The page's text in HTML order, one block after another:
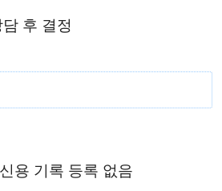
후 결정
용 기록 등록 없음